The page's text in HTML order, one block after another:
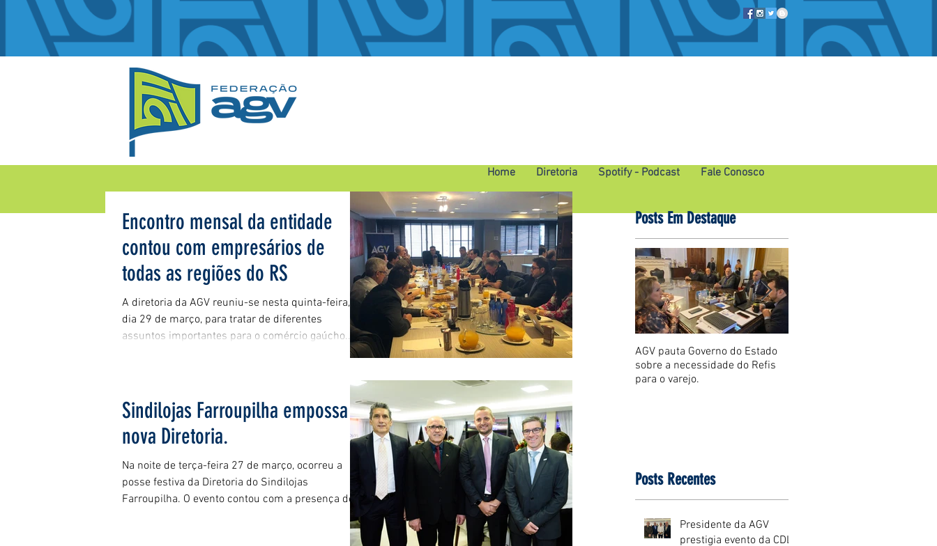
Home Diretoria Spotify - Podcast Fale Conosco
Encontro mensal da entidade
contou com empresários de
todas as regiões do RS
A diretoria da AGV reuniu-se nesta quinta-feira,
dia 29 de março, para tratar de diferentes
assuntos importantes para o comércio gaúcho....
Sindilojas Farroupilha empossa
nova Diretoria.
Na noite de terça-feira 27 de março, ocorreu a
posse festiva da Diretoria do Sindilojas
Farroupilha. O evento contou com a presença de...
Posts Em Destaque
AGV pauta Governo do Estado
sobre a necessidade do Refis
para o varejo.
Posts Recentes
Presidente da AGV
prestigia evento da CDL